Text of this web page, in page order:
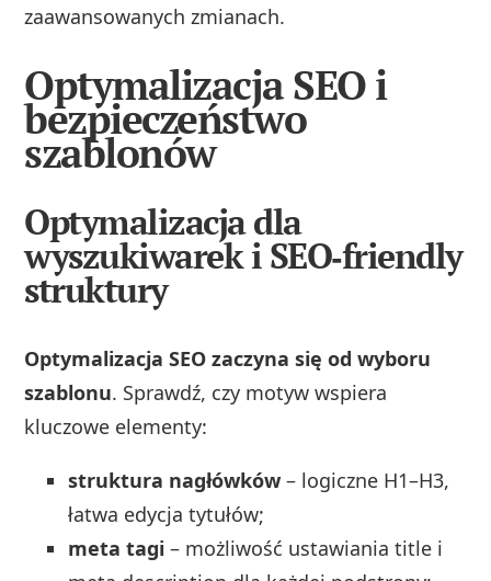
zaawansowanych zmianach.
Optymalizacja SEO i
bezpieczeństwo
szablonów
Optymalizacja dla
wyszukiwarek i SEO‑friendly
struktury
Optymalizacja SEO zaczyna się od wyboru
szablonu. Sprawdź, czy motyw wspiera
kluczowe elementy:
struktura nagłówków – logiczne H1–H3,
łatwa edycja tytułów;
meta tagi – możliwość ustawiania title i